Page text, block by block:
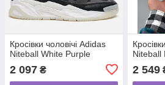
Кросівки чоловічі Adidas
Niteball White Purple
2 097 ₴
Niteball
2 549